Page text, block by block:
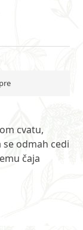
cvatu,
odmah cedi
čaja